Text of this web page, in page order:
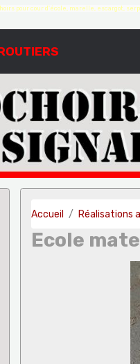
pour cour d'école, marelle, escargot,
Accueil Réalisations
Ecole